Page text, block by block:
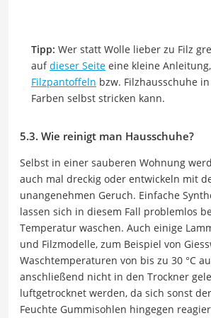
Tipp: Wer statt Wolle lieber zu Filz
aufdieser Seite eine kleine
Filzpantoffeln bzw. Filzhausschuhe
Farben selbst stricken kann.
5.3. Wie reinigt man Hausschuhe?
Selbst in einer sauberen Wohnung
auch mal dreckig oder entwickeln mit
unangenehmen Geruch. Einfache
lassen sich in diesem Fall problemlos
Temperatur waschen. Auch einige
und Filzmodelle, zum Beispiel von
Waschtemperaturen von bis zu 30 °C
anschließend nicht in den Trockner
luftgetrocknet werden, da sich sonst
Feuchte Gummisohlen hingegen